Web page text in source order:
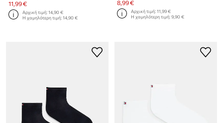
11,99 €
Αρχική τιμή:14,90 €
Η χαμηλότερη τιμή:14,90 €
8,99 €
Αρχική τιμή:11,99 €
Η χαμηλότερη τιμή:9,90 €